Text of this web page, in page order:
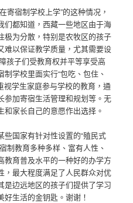
寄宿制学校上学”的这种情况，
们都知道，西藏一些地区由于海
极为分散，特别是农牧区的孩子
难以保证教学质量，尤其需要设
孩子们受教育权并平等享受高
学校里面实行“包吃、包住、
视学生家庭参与学校的教育，通
参加寄宿生活管理和规划等。无
家长自己的意愿作出选择。
国家有针对性设置的“殖民式
制教育多种多样、富有人性、
教育普及水平的一种好的办学方
，最大程度满足了人民群众对优
是边远地区的孩子们提供了学习
生活的金钥匙。谢谢！